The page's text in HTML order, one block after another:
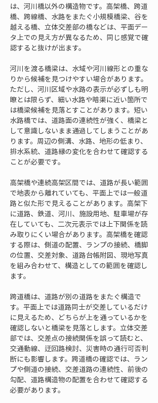
は、河川橋以外の構造物です。高架橋、跨道
橋、跨線橋、水路をまたぐ小規模橋梁、谷を
越える橋、立体交差部の橋などは、平面デー
タ上での見え方が異なるため、同じ感覚で確
認すると抜けが出ます。
河川を渡る橋梁は、水域や河川線形との重な
りから候補を見つけやすい場合があります。
ただし、河川区域や水路の表示が必ずしも明
瞭とは限らず、細い水路や暗渠に近い箇所で
は橋梁候補を見落とすことがあります。短い
水路橋では、道路面の連続性が強く、橋梁と
して意識しないまま通過してしまうことがあ
ります。周辺の側溝、水路、地形の低まり、
排水系統、道路縁の変化を合わせて確認する
ことが必要です。
高架橋や連続高架区間では、道路が長い範囲
で地表から離れていても、平面上では一般道
路と似た形で見えることがあります。高架下
に道路、鉄道、河川、施設用地、駐車場が存
在していても、二次元表示では上下関係を読
み取りにくい場合があります。高架橋を確認
する際は、側道の配置、ランプの接続、橋脚
の位置、交差対象、道路台帳附図、現地写真
を組み合わせて、構造としての範囲を確認し
ます。
跨道橋は、道路が別の道路をまたぐ構造で
す。平面上では道路同士が交差しているだけ
に見えるため、どちらが上を通っているかを
確認しないと橋梁を見落とします。立体交差
部では、交差点の接続関係を誤って読むと、
交通動線、迂回路検討、災害時の通行可否判
断にも影響します。跨道橋の確認では、ラン
プや側道の接続、交差道路の連続性、前後の
勾配、道路構造物の配置を合わせて確認する
必要があります。